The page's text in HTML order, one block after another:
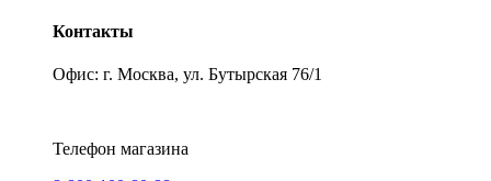
Контакты
Офис: г. Москва, ул. Бутырская 76/1
Телефон магазина